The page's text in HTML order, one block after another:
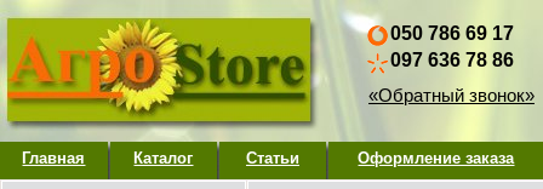
050 786 69 17
097 636 78 86
«Обратный звонок»
Главная Каталог Статьи Оформление заказа